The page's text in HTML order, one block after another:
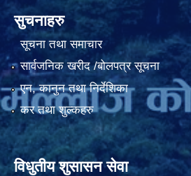
सुचनाहरु
सूचना तथा समाचार
सार्वजनिक खरीद /बोलपत्र सूचना
एन, कानुन तथा निर्देशिका
कर तथा शुल्कहरु
विधुतीय शुसासन सेवा